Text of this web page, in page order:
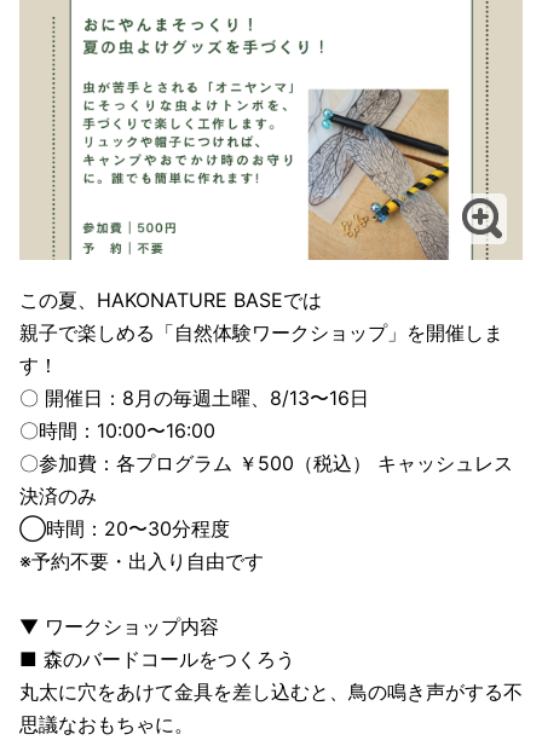
この夏、HAKONATURE BASEでは
親子で楽しめる「自然体験ワークショップ」を開催しま
す！
〇 開催日：8月の毎週土曜、8/13〜16日
〇時間：10:00〜16:00
〇参加費：各プログラム ￥500（税込） キャッシュレス
決済のみ
◯時間：20〜30分程度
※予約不要・出入り自由です
▼ ワークショップ内容
■ 森のバードコールをつくろう
丸太に穴をあけて金具を差し込むと、鳥の鳴き声がする不
思議なおもちゃに。